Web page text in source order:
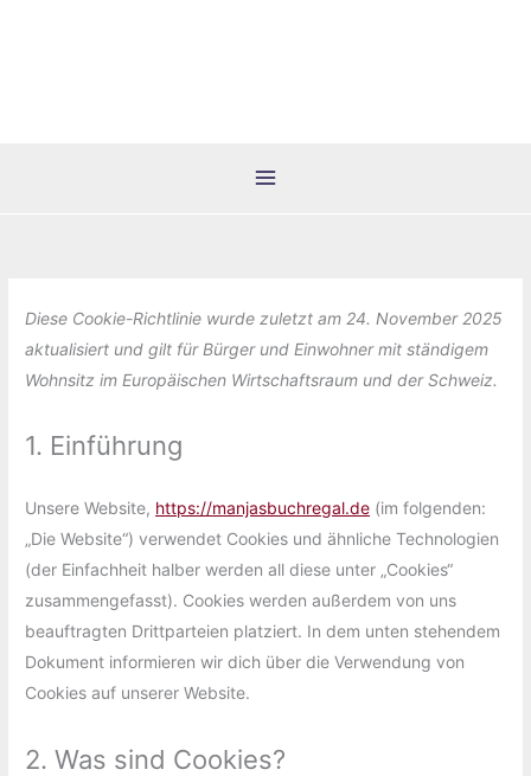
Diese Cookie-Richtlinie wurde zuletzt am 24. November 2025
aktualisiert und gilt für Bürger und Einwohner mit ständigem
Wohnsitz im Europäischen Wirtschaftsraum und der Schweiz.
1. Einführung
Unsere Website, https://manjasbuchregal.de (im folgenden:
„Die Website“) verwendet Cookies und ähnliche Technologien
(der Einfachheit halber werden all diese unter „Cookies“
zusammengefasst). Cookies werden außerdem von uns
beauftragten Drittparteien platziert. In dem unten stehendem
Dokument informieren wir dich über die Verwendung von
Cookies auf unserer Website.
2. Was sind Cookies?